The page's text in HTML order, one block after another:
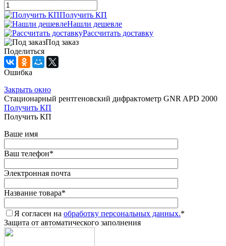
Получить КП
Нашли дешевле
Рассчитать доставку
Под заказ
Поделиться
Ошибка
Закрыть окно
Стационарный рентгеновский дифрактометр GNR APD 2000
Получить КП
Получить КП
Ваше имя
Ваш телефон*
Электронная почта
Название товара*
Я согласен на обработку персональных данных.*
Защита от автоматического заполнения